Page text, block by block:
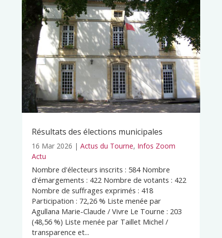
Résultats des élections municipales
16 Mar 2026 | Actus du Tourne, Infos Zoom
Actu
Nombre d'électeurs inscrits : 584 Nombre
d'émargements : 422 Nombre de votants : 422
Nombre de suffrages exprimés : 418
Participation : 72,26 % Liste menée par
Agullana Marie-Claude / Vivre Le Tourne : 203
(48,56 %) Liste menée par Taillet Michel /
transparence et...